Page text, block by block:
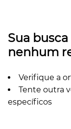
Sua
nenhum
Verifique a
Tente outra
específicos